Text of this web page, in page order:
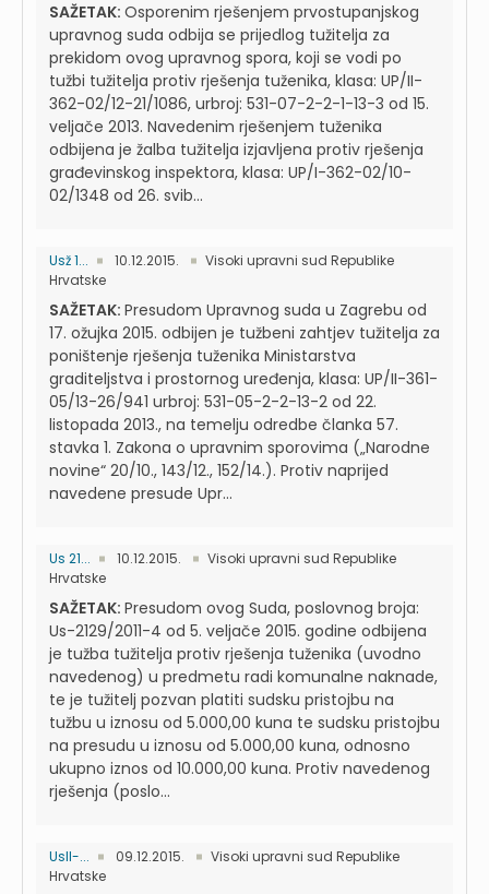
SAŽETAK: Osporenim rješenjem prvostupanjskog
upravnog suda odbija se prijedlog tužitelja za
prekidom ovog upravnog spora, koji se vodi po
tužbi tužitelja protiv rješenja tuženika, klasa: UP/II-
362-02/12-21/1086, urbroj: 531-07-2-2-1-13-3 od 15.
veljače 2013. Navedenim rješenjem tuženika
odbijena je žalba tužitelja izjavljena protiv rješenja
građevinskog inspektora, klasa: UP/I-362-02/10-
02/1348 od 26. svib...
Usž 1... 10.12.2015.
Visoki upravni sud Republike
Hrvatske
SAŽETAK: Presudom Upravnog suda u Zagrebu od
17. ožujka 2015. odbijen je tužbeni zahtjev tužitelja za
poništenje rješenja tuženika Ministarstva
graditeljstva i prostornog uređenja, klasa: UP/II-361-
05/13-26/941 urbroj: 531-05-2-2-13-2 od 22.
listopada 2013., na temelju odredbe članka 57.
stavka 1. Zakona o upravnim sporovima („Narodne
novine“ 20/10., 143/12., 152/14.). Protiv naprijed
navedene presude Upr...
Us 21... 10.12.2015.
Visoki upravni sud Republike
Hrvatske
SAŽETAK: Presudom ovog Suda, poslovnog broja:
Us-2129/2011-4 od 5. veljače 2015. godine odbijena
je tužba tužitelja protiv rješenja tuženika (uvodno
navedenog) u predmetu radi komunalne naknade,
te je tužitelj pozvan platiti sudsku pristojbu na
tužbu u iznosu od 5.000,00 kuna te sudsku pristojbu
na presudu u iznosu od 5.000,00 kuna, odnosno
ukupno iznos od 10.000,00 kuna. Protiv navedenog
rješenja (poslo...
UsII-... 09.12.2015.
Visoki upravni sud Republike
Hrvatske